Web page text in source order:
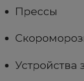
Прессы
Устройства